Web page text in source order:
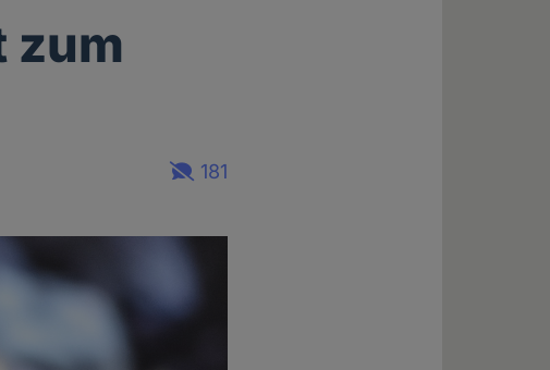
zum
181